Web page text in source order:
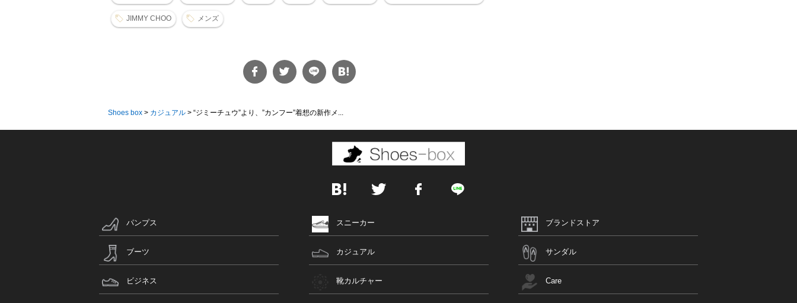
JIMMY CHOO メンズ
Shoes box > カジュアル > “ジミーチュウ”より、”カンフー”着想の新作メ...
パンプス スニーカー ブランドストア
ブーツ カジュアル サンダル
ビジネス 靴カルチャー Care